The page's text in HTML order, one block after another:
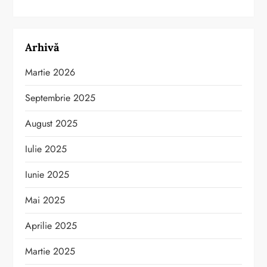
Arhivă
Martie 2026
Septembrie 2025
August 2025
Iulie 2025
Iunie 2025
Mai 2025
Aprilie 2025
Martie 2025